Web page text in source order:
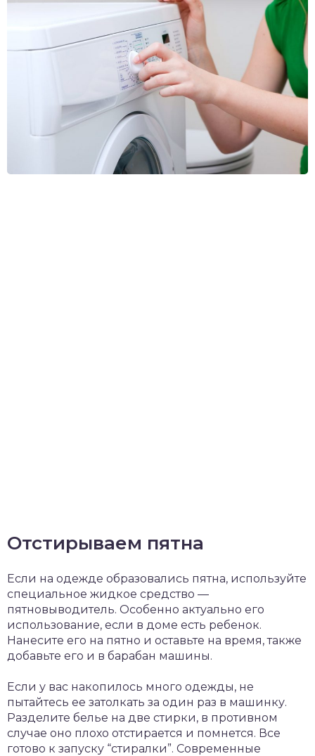
Отстирываем пятна
Если на одежде образовались пятна, используйте
специальное жидкое средство —
пятновыводитель. Особенно актуально его
использование, если в доме есть ребенок.
Нанесите его на пятно и оставьте на время, также
добавьте его и в барабан машины.
Если у вас накопилось много одежды, не
пытайтесь ее затолкать за один раз в машинку.
Разделите белье на две стирки, в противном
случае оно плохо отстирается и помнется. Все
готово к запуску “стиралки”. Современные